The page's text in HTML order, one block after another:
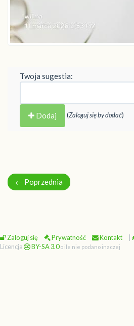
Twoja sugestia:
Dodaj (Zaloguj się by dodać)
← Poprzednia
Zaloguj się Prywatność Kontakt
Licencja
BY-SA 3.0 o ile nie podano inaczej